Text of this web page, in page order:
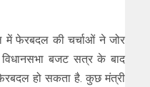
में फेरबदल की चर्चाओं ने जोर
बजट सत्र के बाद
हो सकता है. कुछ मंत्री